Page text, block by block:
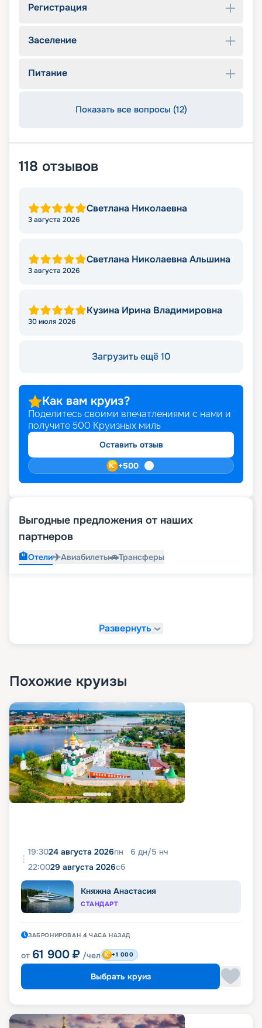
Регистрация
Заселение
Питание
Показать все вопросы (12)
118 отзывов
Светлана Николаевна
3 августа 2026
Светлана Николаевна Альшина
3 августа 2026
Кузина Ирина Владимировна
30 июля 2026
Загрузить ещё 10
Как вам круиз?
Поделитесь своими впечатлениями с нами и
получите 500 Круизных миль
Оставить отзыв
+500
Выгодные предложения от наших
партнеров
🏨Отели✈️Авиабилеты🚗Трансферы
Развернуть
Похожие круизы
19:3024 августа 2026пн 6 дн/5 нч
22:0029 августа 2026сб
Княжна Анастасия
СТАНДАРТ
ЗАБРОНИРОВАН 4 ЧАСА НАЗАД
от 61 900 ₽ /чел +1 000
Выбрать круиз